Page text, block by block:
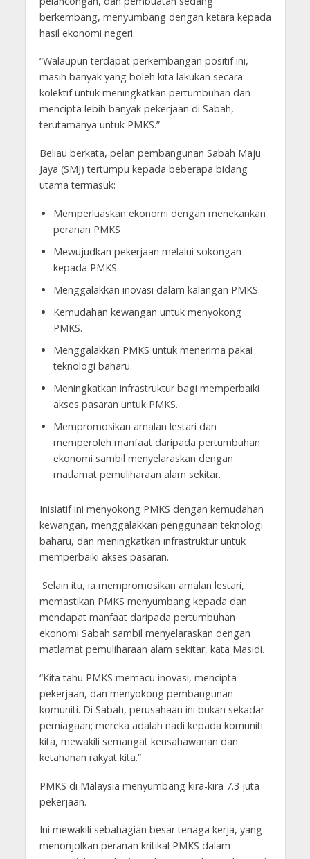
berkembang, menyumbang dengan ketara kepada
hasil ekonomi negeri.
“Walaupun terdapat perkembangan positif ini,
masih banyak yang boleh kita lakukan secara
kolektif untuk meningkatkan pertumbuhan dan
mencipta lebih banyak pekerjaan di Sabah,
terutamanya untuk PMKS.”
Beliau berkata, pelan pembangunan Sabah Maju
Jaya (SMJ) tertumpu kepada beberapa bidang
utama termasuk:
Memperluaskan ekonomi dengan menekankan
peranan PMKS
Mewujudkan pekerjaan melalui sokongan
kepada PMKS.
Menggalakkan inovasi dalam kalangan PMKS.
Kemudahan kewangan untuk menyokong
PMKS.
Menggalakkan PMKS untuk menerima pakai
teknologi baharu.
Meningkatkan infrastruktur bagi memperbaiki
akses pasaran untuk PMKS.
Mempromosikan amalan lestari dan
memperoleh manfaat daripada pertumbuhan
ekonomi sambil menyelaraskan dengan
matlamat pemuliharaan alam sekitar.
Inisiatif ini menyokong PMKS dengan kemudahan
kewangan, menggalakkan penggunaan teknologi
baharu, dan meningkatkan infrastruktur untuk
memperbaiki akses pasaran.
Selain itu, ia mempromosikan amalan lestari,
memastikan PMKS menyumbang kepada dan
mendapat manfaat daripada pertumbuhan
ekonomi Sabah sambil menyelaraskan dengan
matlamat pemuliharaan alam sekitar, kata Masidi.
“Kita tahu PMKS memacu inovasi, mencipta
pekerjaan, dan menyokong pembangunan
komuniti. Di Sabah, perusahaan ini bukan sekadar
perniagaan; mereka adalah nadi kepada komuniti
kita, mewakili semangat keusahawanan dan
ketahanan rakyat kita.”
PMKS di Malaysia menyumbang kira-kira 7.3 juta
pekerjaan.
Ini mewakili sebahagian besar tenaga kerja, yang
menonjolkan peranan kritikal PMKS dalam